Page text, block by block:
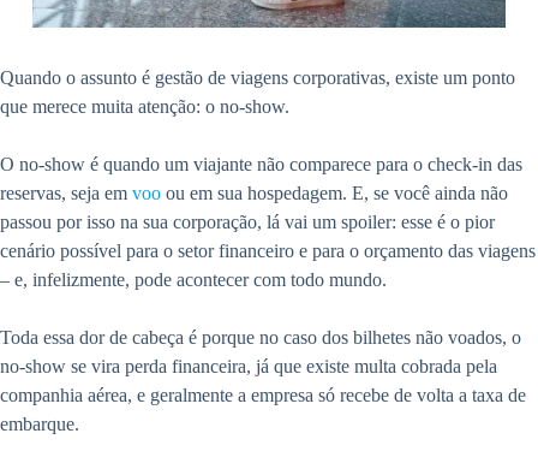
Quando o assunto é gestão de viagens corporativas, existe um ponto
que merece muita atenção: o no-show.
O no-show é quando um viajante não comparece para o check-in das
reservas, seja em voo ou em sua hospedagem. E, se você ainda não
passou por isso na sua corporação, lá vai um spoiler: esse é o pior
cenário possível para o setor financeiro e para o orçamento das viagens
– e, infelizmente, pode acontecer com todo mundo.
Toda essa dor de cabeça é porque no caso dos bilhetes não voados, o
no-show se vira perda financeira, já que existe multa cobrada pela
companhia aérea, e geralmente a empresa só recebe de volta a taxa de
embarque.